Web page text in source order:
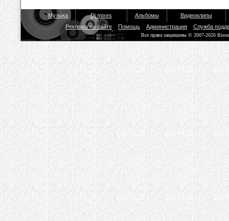
Музыка Dj mixes Альбомы
Видеоклипы
Реклама на сайте
Помощь Администрация Служба
Все права защищены © 2007-2026